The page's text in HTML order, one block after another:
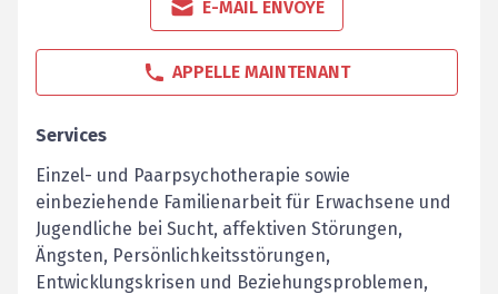
E-MAIL ENVOYÉ
APPELLE MAINTENANT
Services
Einzel- und Paarpsychotherapie sowie
einbeziehende Familienarbeit für ­Erwachsene und
Jugendliche bei Sucht, affektiven Störungen,
Ängsten, Persönlichkeitsstörungen,
Entwicklungskrisen und ­Beziehungsproblemen,